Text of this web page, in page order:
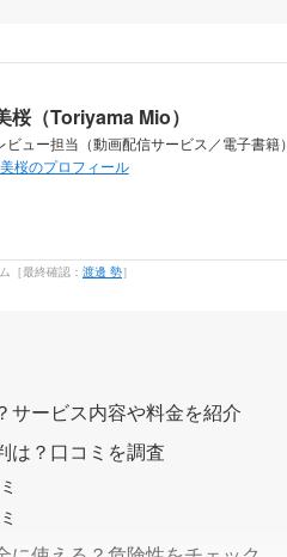
桜（Toriyama Mio）
ビュー担当（動画配信サービス／電子書籍）
桜のプロフィール
［最終確認： 渡邊 勢］
サービス内容や料金を紹介
は？口コミを調査